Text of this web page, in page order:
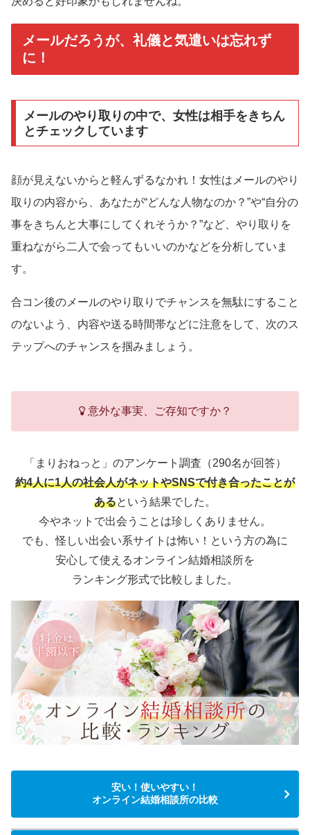
メールだろうが、礼儀と気遣いは忘れず
に！
メールのやり取りの中で、女性は相手をきちん
とチェックしています
顔が見えないからと軽んずるなかれ！女性はメールのやり
取りの内容から、あなたが“どんな人物なのか？”や“自分の
事をきちんと大事にしてくれそうか？”など、やり取りを
重ねながら二人で会ってもいいのかなどを分析していま
す。
合コン後のメールのやり取りでチャンスを無駄にすること
のないよう、内容や送る時間帯などに注意をして、次のス
テップへのチャンスを掴みましょう。
意外な事実、ご存知ですか？
「まりおねっと」のアンケート調査（290名が回答）
約4人に1人の社会人がネットやSNSで付き合ったことが
あるという結果でした。
今やネットで出会うことは珍しくありません。
でも、怪しい出会い系サイトは怖い！という方の為に
安心して使えるオンライン結婚相談所を
ランキング形式で比較しました。
安い！使いやすい！
オンライン結婚相談所の比較